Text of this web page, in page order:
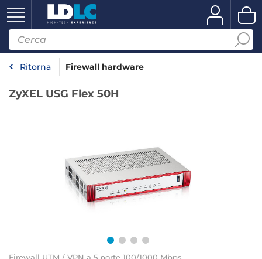
Ritorna Firewall hardware
ZyXEL USG Flex 50H